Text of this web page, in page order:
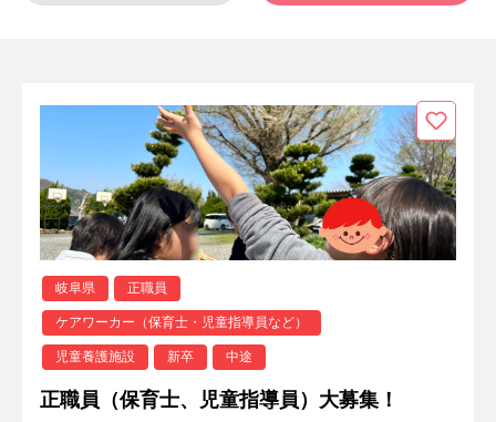
岐阜県 正職員
ケアワーカー（保育士・児童指導員など）
児童養護施設 新卒 中途
正職員（保育士、児童指導員）大募集！